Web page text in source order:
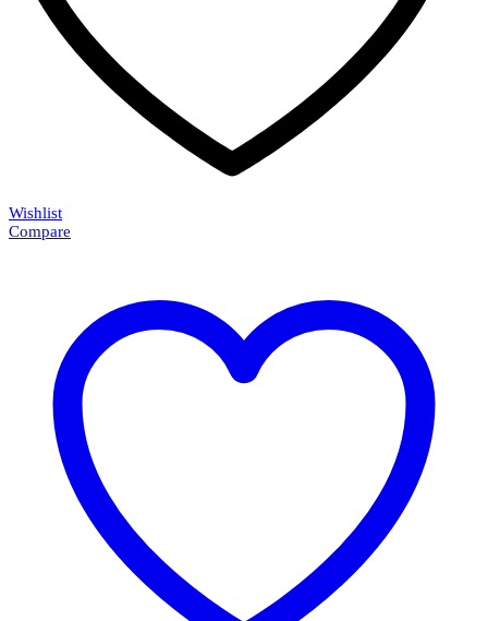
Wishlist
Compare